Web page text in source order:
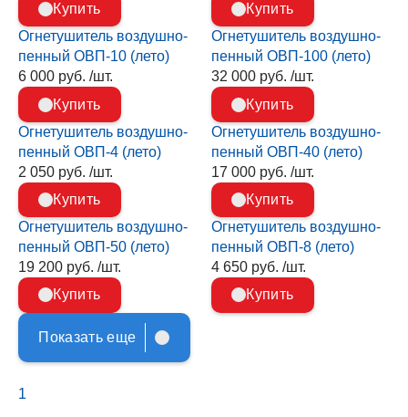
Купить
Купить
Огнетушитель воздушно-
пенный ОВП-10 (лето)
6 000 руб. /шт.
Купить
Огнетушитель воздушно-
пенный ОВП-100 (лето)
32 000 руб. /шт.
Купить
Огнетушитель воздушно-
пенный ОВП-4 (лето)
2 050 руб. /шт.
Купить
Огнетушитель воздушно-
пенный ОВП-40 (лето)
17 000 руб. /шт.
Купить
Огнетушитель воздушно-
пенный ОВП-50 (лето)
19 200 руб. /шт.
Купить
Огнетушитель воздушно-
пенный ОВП-8 (лето)
4 650 руб. /шт.
Купить
Показать еще
1